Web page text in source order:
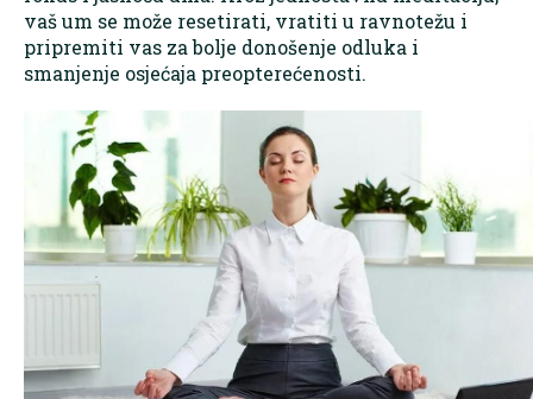
vaš um se može resetirati, vratiti u ravnotežu i
pripremiti vas za bolje donošenje odluka i
smanjenje osjećaja preopterećenosti.